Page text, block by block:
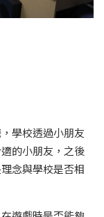
學校透過小朋友
的小朋友，之後
念與學校是否相